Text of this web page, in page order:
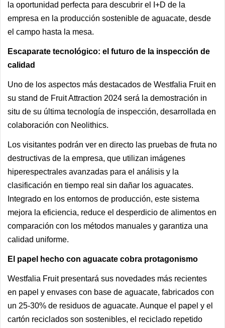
la oportunidad perfecta para descubrir el I+D de la
empresa en la producción sostenible de aguacate, desde
el campo hasta la mesa.
Escaparate tecnológico: el futuro de la inspección de
calidad
Uno de los aspectos más destacados de Westfalia Fruit en
su stand de Fruit Attraction 2024 será la demostración in
situ de su última tecnología de inspección, desarrollada en
colaboración con Neolithics.
Los visitantes podrán ver en directo las pruebas de fruta no
destructivas de la empresa, que utilizan imágenes
hiperespectrales avanzadas para el análisis y la
clasificación en tiempo real sin dañar los aguacates.
Integrado en los entornos de producción, este sistema
mejora la eficiencia, reduce el desperdicio de alimentos en
comparación con los métodos manuales y garantiza una
calidad uniforme.
El papel hecho con aguacate cobra protagonismo
Westfalia Fruit presentará sus novedades más recientes
en papel y envases con base de aguacate, fabricados con
un 25-30% de residuos de aguacate. Aunque el papel y el
cartón reciclados son sostenibles, el reciclado repetido